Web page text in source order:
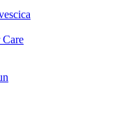
per entrare subito in contatto